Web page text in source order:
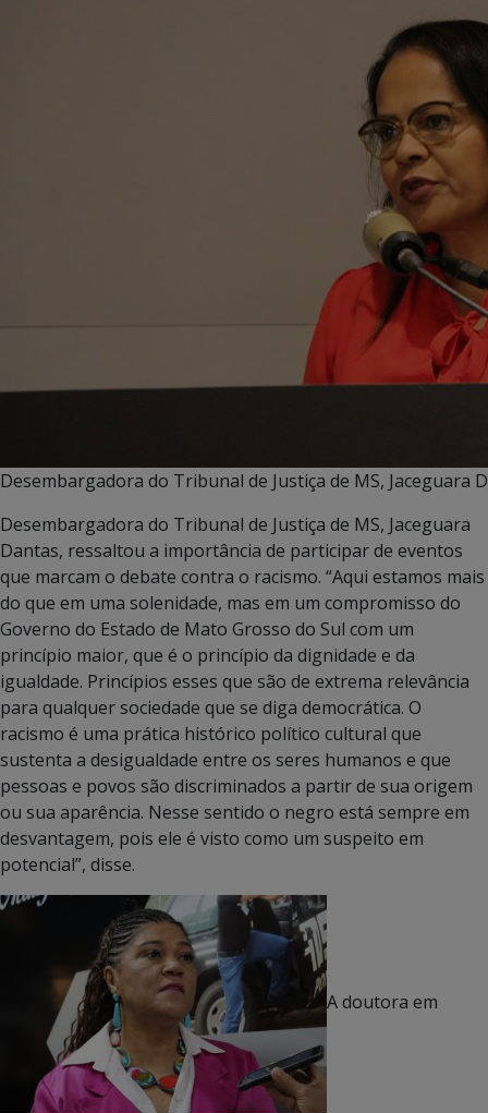
Desembargadora do Tribunal de Justiça de MS, Jaceguara
Desembargadora do Tribunal de Justiça de MS, Jaceguara
Dantas, ressaltou a importância de participar de eventos
que marcam o debate contra o racismo. “Aqui estamos mais
do que em uma solenidade, mas em um compromisso do
Governo do Estado de Mato Grosso do Sul com um
princípio maior, que é o princípio da dignidade e da
igualdade. Princípios esses que são de extrema relevância
para qualquer sociedade que se diga democrática. O
racismo é uma prática histórico político cultural que
sustenta a desigualdade entre os seres humanos e que
pessoas e povos são discriminados a partir de sua origem
ou sua aparência. Nesse sentido o negro está sempre em
desvantagem, pois ele é visto como um suspeito em
potencial”, disse.
A doutora em